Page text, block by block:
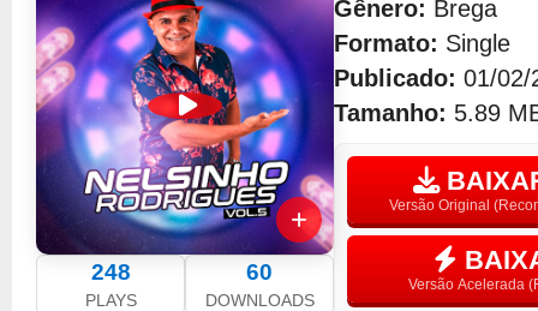
248
PLAYS
60
DOWNLOADS
Gênero: Brega
Formato: Single
Publicado: 01/02/
Tamanho: 5.89
Versão Original
Versão Acelerada